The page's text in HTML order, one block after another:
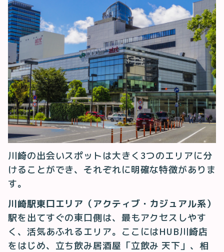
川崎の出会いスポットは大きく3つのエリアに分
けることができ、それぞれに明確な特徴がありま
す。
川崎駅東口エリア（アクティブ・カジュアル系）
駅を出てすぐの東口側は、最もアクセスしやす
く、活気あふれるエリア。ここにはHUB川崎店
をはじめ、立ち飲み居酒屋「立飲み 天下」、相